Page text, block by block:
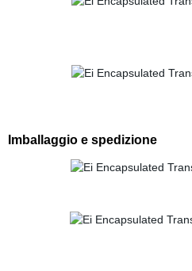
Imballaggio e spedizione